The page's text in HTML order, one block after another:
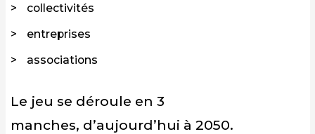
collectivités
entreprises
associations
Le jeu se déroule en 3
manches, d’aujourd’hui à 2050.